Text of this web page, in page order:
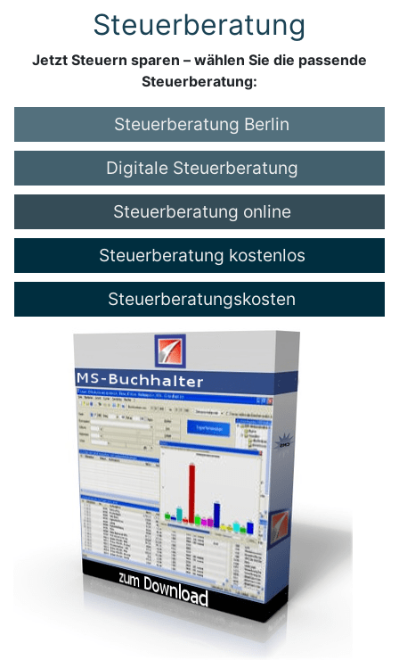
Steuerberatung
Jetzt Steuern sparen – wählen Sie die passende
Steuerberatung:
Steuerberatung Berlin
Digitale Steuerberatung
Steuerberatung online
Steuerberatung kostenlos
Steuerberatungskosten